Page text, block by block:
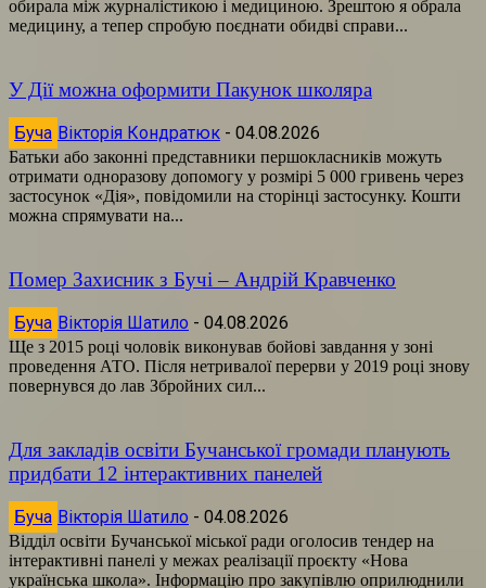
обирала між журналістикою і медициною. Зрештою я обрала
медицину, а тепер спробую поєднати обидві справи...
У Дії можна оформити Пакунок школяра
Буча Вікторія Кондратюк - 04.08.2026
Батьки або законні представники першокласників можуть
отримати одноразову допомогу у розмірі 5 000 гривень через
застосунок «Дія», повідомили на сторінці застосунку. Кошти
можна спрямувати на...
Помер Захисник з Бучі – Андрій Кравченко
Буча Вікторія Шатило - 04.08.2026
Ще з 2015 році чоловік виконував бойові завдання у зоні
проведення АТО. Після нетривалої перерви у 2019 році знову
повернувся до лав Збройних сил...
Для закладів освіти Бучанської громади планують
придбати 12 інтерактивних панелей
Буча Вікторія Шатило - 04.08.2026
Відділ освіти Бучанської міської ради оголосив тендер на
інтерактивні панелі у межах реалізації проєкту «Нова
українська школа». Інформацію про закупівлю оприлюднили